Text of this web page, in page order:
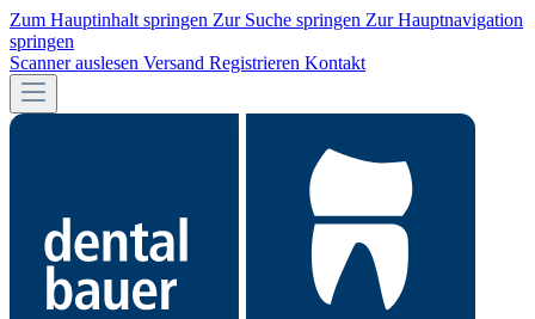
Zum Hauptinhalt springen Zur Suche springen Zur Hauptnavigation
springen
Scanner auslesen Versand Registrieren Kontakt